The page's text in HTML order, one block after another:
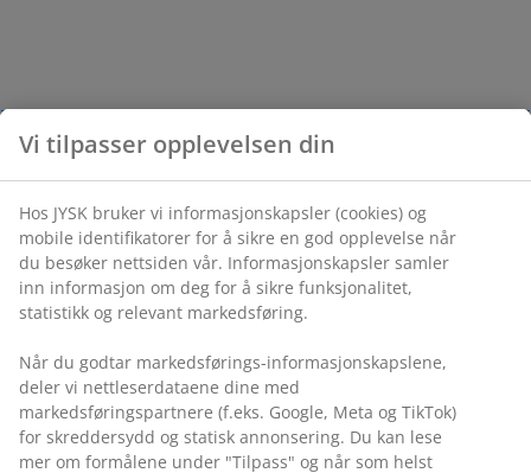
Vi tilpasser opplevelsen din
Hos JYSK bruker vi informasjonskapsler (cookies) og
mobile identifikatorer for å sikre en god opplevelse når
du besøker nettsiden vår. Informasjonskapsler samler
inn informasjon om deg for å sikre funksjonalitet,
statistikk og relevant markedsføring.
Når du godtar markedsførings-informasjonskapslene,
deler vi nettleserdataene dine med
markedsføringspartnere (f.eks. Google, Meta og TikTok)
for skreddersydd og statisk annonsering. Du kan lese
mer om formålene under "Tilpass" og når som helst